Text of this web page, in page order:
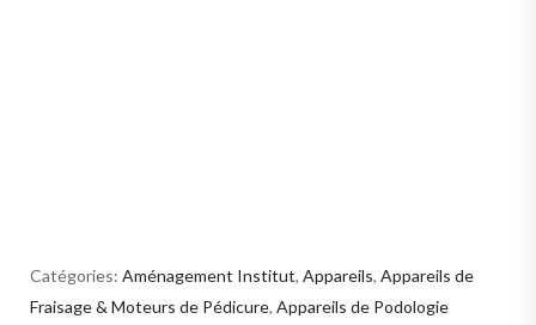
Catégories: Aménagement Institut, Appareils, Appareils de
Fraisage & Moteurs de Pédicure, Appareils de Podologie